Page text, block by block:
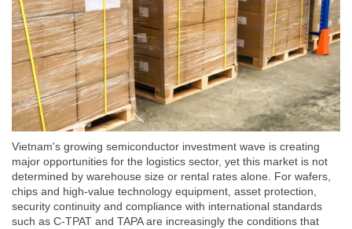
Vietnam's growing semiconductor investment wave is creating
major opportunities for the logistics sector, yet this market is not
determined by warehouse size or rental rates alone. For wafers,
chips and high-value technology equipment, asset protection,
security continuity and compliance with international standards
such as C-TPAT and TAPA are increasingly the conditions that